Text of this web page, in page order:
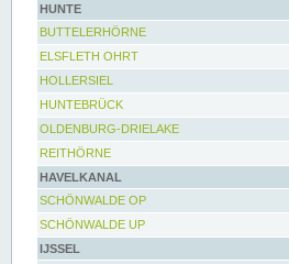
HUNTE
BUTTELERHÖRNE
ELSFLETH OHRT
HOLLERSIEL
HUNTEBRÜCK
OLDENBURG-DRIELAKE
REITHÖRNE
HAVELKANAL
SCHÖNWALDE OP
SCHÖNWALDE UP
IJSSEL